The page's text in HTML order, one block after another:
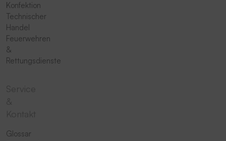
Konfektion
Technischer
Handel
Feuerwehren
&
Rettungsdienste
Glossar